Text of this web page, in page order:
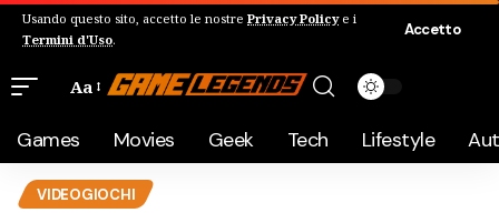
Usando questo sito, accetto le nostre Privacy Policye i
Termini d'Uso.
Accetto
Aa
Games Movies Geek Tech Lifestyle
VIDEOGIOCHI